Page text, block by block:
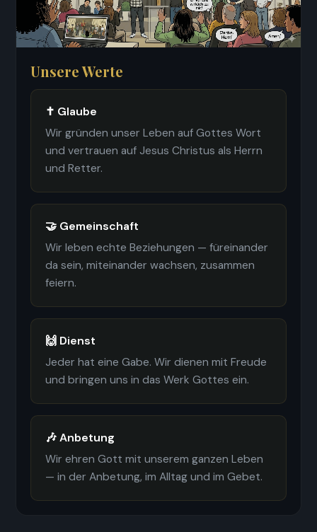
Unsere Werte
✝ Glaube
Wir gründen unser Leben auf Gottes Wort
und vertrauen auf Jesus Christus als Herrn
und Retter.
🤝 Gemeinschaft
Wir leben echte Beziehungen — füreinander
da sein, miteinander wachsen, zusammen
feiern.
🙌 Dienst
Jeder hat eine Gabe. Wir dienen mit Freude
und bringen uns in das Werk Gottes ein.
🎶 Anbetung
Wir ehren Gott mit unserem ganzen Leben
— in der Anbetung, im Alltag und im Gebet.